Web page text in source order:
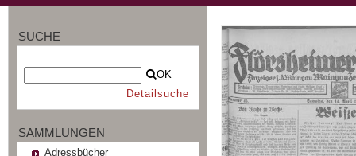
SUCHE
OK
Detailsuche
SAMMLUNGEN
Adressbücher